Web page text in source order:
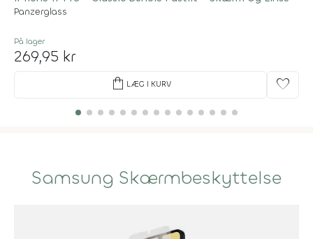
Panzerglass
På lager
269,95 kr
shopping_bag LÆG I KURV favorite
Samsung Skærmbeskyttelse